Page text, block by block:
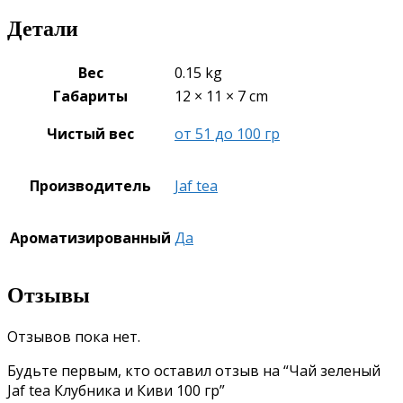
Детали
Вес
0.15 kg
Габариты
12 × 11 × 7 cm
Чистый вес
от 51 до 100 гр
Производитель Jaf tea
Ароматизированный Да
Отзывы
Отзывов пока нет.
Будьте первым, кто оставил отзыв на “Чай зеленый
Jaf tea Клубника и Киви 100 гр”